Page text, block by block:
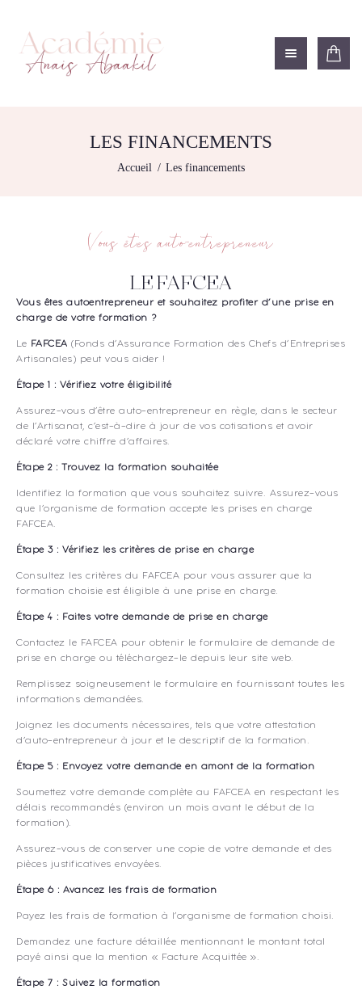
LES FINANCEMENTS
Accueil Les financements
ACADÉMIE ANAÏS ABAAKIL
Formation et shop Indigo
NOS FORMATIONS
RECHERCHE
Vous êtes auto-entrepreneur
LE FAFCEA
Vous êtes autoentrepreneur et souhaitez profiter d’une prise en
charge de votre formation ?
Le FAFCEA (Fonds d’Assurance Formation des Chefs d’Entreprises
Artisanales) peut vous aider !
Étape 1 : Vérifiez votre éligibilité
Assurez-vous d’être auto-entrepreneur en règle, dans le secteur
de l’Artisanat, c’est-à-dire à jour de vos cotisations et avoir
déclaré votre chiffre d’affaires.
Étape 2 : Trouvez la formation souhaitée
Identifiez la formation que vous souhaitez suivre. Assurez-vous
que l’organisme de formation accepte les prises en charge
FAFCEA.
Étape 3 : Vérifiez les critères de prise en charge
Consultez les critères du FAFCEA pour vous assurer que la
formation choisie est éligible à une prise en charge.
Étape 4 : Faites votre demande de prise en charge
Contactez le FAFCEA pour obtenir le formulaire de demande de
prise en charge ou téléchargez-le depuis leur site web.
Remplissez soigneusement le formulaire en fournissant toutes les
informations demandées.
Joignez les documents nécessaires, tels que votre attestation
d’auto-entrepreneur à jour et le descriptif de la formation.
Étape 5 : Envoyez votre demande en amont de la formation
Soumettez votre demande complète au FAFCEA en respectant les
délais recommandés (environ un mois avant le début de la
formation).
Assurez-vous de conserver une copie de votre demande et des
pièces justificatives envoyées.
Étape 6 : Avancez les frais de formation
Payez les frais de formation à l’organisme de formation choisi.
Demandez une facture détaillée mentionnant le montant total
payé ainsi que la mention « Facture Acquittée ».
Étape 7 : Suivez la formation